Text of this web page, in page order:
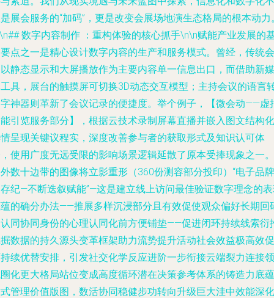
展会服务的“加码”，更是改变会展场地演生态格局的根本动力
数字内容制作 ：重构体验的核心抓手\n\n赋能产业发展的
点之一是精心设计数字内容的生产和服务模式。曾经，传统会
静态显示和大屏播放作为主要内容单一信息出口，而借助新媒
具，展台的触摸屏可切换3D动态交互模型；主持会议的语言
神器则革新了会议记录的便捷度。举个例子，【微会动——虚
引览服务部分】，根据云技术录制屏幕直播并嵌入图文结构化
呈现关键议程实，深度改善参与者的获取形式及知识认可体
使用广度无远受限的影响场景逻辑延散了原本受捧现象之一。
数十边带的图像将立影重形（360份测容部分投印）“电子品牌
纪—不断迭叙赋能”—这是建立线上访问最佳验证数字理念的
的确分办法——推展多样沉浸部分且有效促使观众偏好长期回
同协同身份的心理认同化前方便铺垫——促进闭环持续线索衍
数据的持久源头变革框架助力流势提升活动社会效益极高效促
续优替安排，引发社交化学反应进阶一步衔接云端裂力连接领
化更大格局站位变成高度循环潜在决策参考体系的铸造力底蕴
管理价值版图，数活协同稳健步功转向升级巨大洼中效能深化